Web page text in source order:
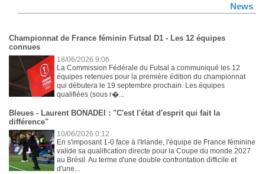
News
Championnat de France féminin Futsal D1 - Les 12 équipes
connues
18/06/2026 9:06
La Commission Fédérale du Futsal a communiqué les 12
équipes retenues pour la première édition du championnat
qui débutera le 19 septembre prochain. Les équipes
qualifiées (sous r�...
Bleues - Laurent BONADEI : "C'est l'état d'esprit qui fait la
différence"
10/06/2026 0:12
En s'imposant 1-0 face à l'Irlande, l'équipe de France féminine
valide sa qualification directe pour la Coupe du monde 2027
au Brésil. Au terme d'une double confrontation difficile et
d'une...